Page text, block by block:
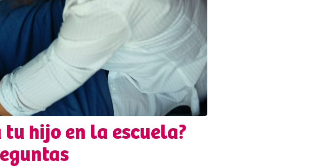
tu hijo en la escuela?